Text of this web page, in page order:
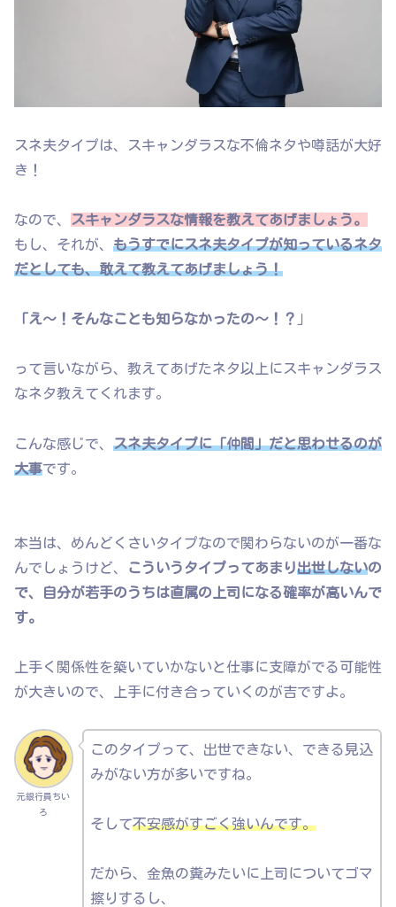
スネ夫タイプは、スキャンダラスな不倫ネタや噂話が大好
き！
なので、
スキャンダラスな情報を教えてあげましょう。
もし、それが、 もうすでにスネ夫タイプが知っているネタ
だとしても、敢えて教えてあげましょう！
「え〜！そんなことも知らなかったの〜！？ 」
って言いながら、教えてあげたネタ以上にスキャンダラス
なネタ教えてくれます。
こんな感じで、 スネ夫タイプに「仲間」だと思わせるのが
大事です。
本当は、めんどくさいタイプなので関わらないのが一番な
んでしょうけど、
こういうタイプってあまり出世しないの
で、自分が若手のうちは直属の上司になる確率が高いんで
す。
上手く関係性を築いていかないと仕事に支障がでる可能性
が大きいので、上手に付き合っていくのが吉ですよ。
元銀行員ちい
ろ
このタイプって、出世できない、できる見込
みがない方が多いですね。
そして不安感がすごく強いんです。
だから、金魚の糞みたいに上司についてゴマ
擦りするし、